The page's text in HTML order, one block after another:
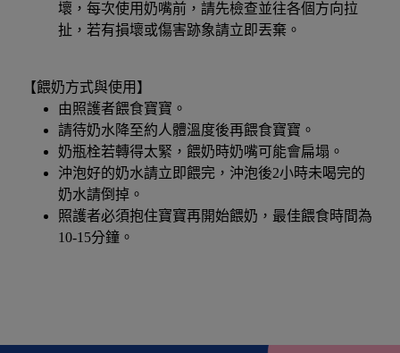
壞，每次使用奶嘴前，請先檢查並往各個方向拉
扯，若有損壞或傷害跡象請立即丟棄。
【餵奶方式與使用】
由照護者餵食寶寶。
請待奶水降至約人體溫度後再餵食寶寶。
奶瓶栓若轉得太緊，餵奶時奶嘴可能會扁塌。
沖泡好的奶水請立即餵完，沖泡後2小時未喝完的
奶水請倒掉。
照護者必須抱住寶寶再開始餵奶，最佳餵食時間為
10-15分鐘。